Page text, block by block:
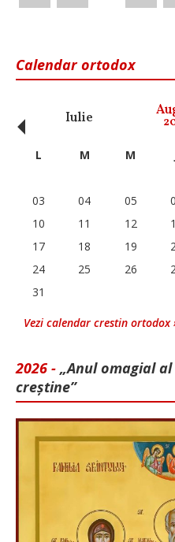
Calendar ortodox
Iulie
‹ L M M
03
04 05
10
11 12
17
18 19
24
25 26
31
Vezi calendar crestin ortodox
2026 - „Anul omagial
creștine”